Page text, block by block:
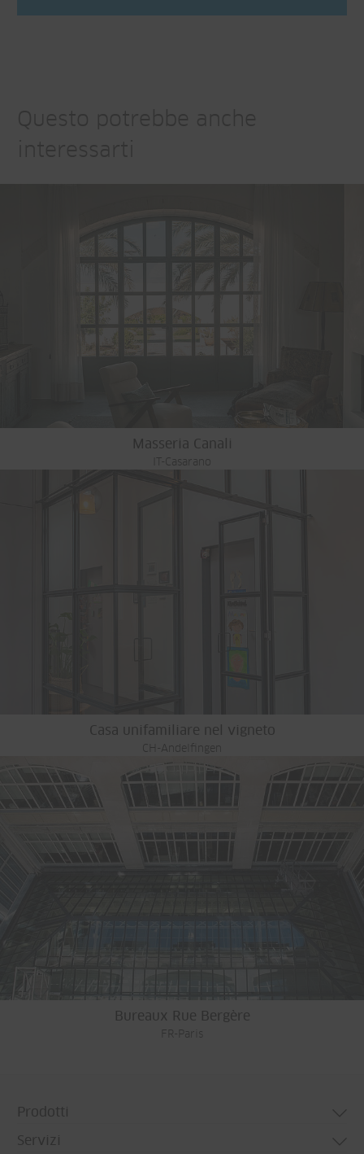
Masseria Canali
IT-Casarano
Casa unifamiliare nel vigneto
CH-Andelfingen
Bureaux Rue Bergère
FR-Paris
Prodotti
Servizi